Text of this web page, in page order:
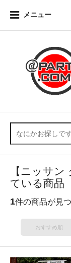
メニュー
【ニッサ
ている商品
1件の商品が見
おすすめ順